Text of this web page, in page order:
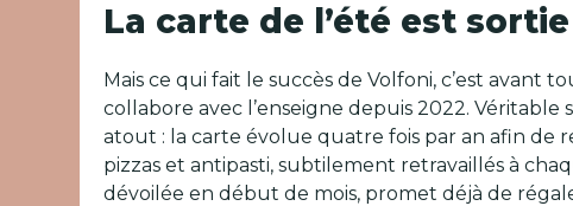
La carte de l’été est
Mais ce qui fait le succès de Volfoni, c’est avant
collabore avec l’enseigne depuis 2022.
atout : la carte évolue quatre fois par an afin de
pizzas et antipasti, subtilement retravaillés à
dévoilée en début de mois, promet déjà de